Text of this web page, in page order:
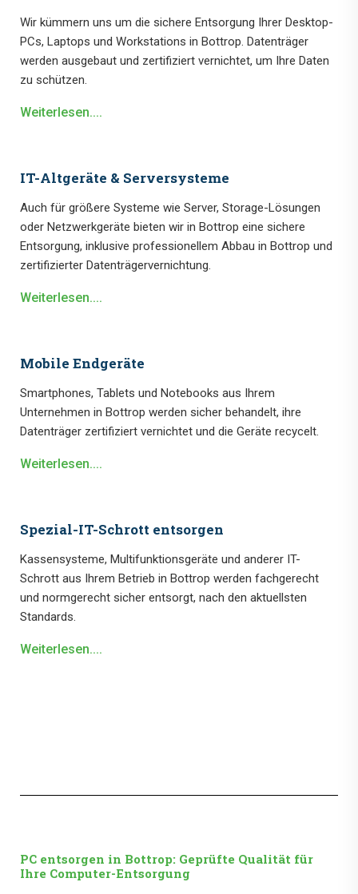
Wir kümmern uns um die sichere Entsorgung Ihrer Desktop-
PCs, Laptops und Workstations in Bottrop. Datenträger
werden ausgebaut und zertifiziert vernichtet, um Ihre Daten
zu schützen.
Weiterlesen....
IT-Altgeräte & Serversysteme
Auch für größere Systeme wie Server, Storage-Lösungen
oder Netzwerkgeräte bieten wir in Bottrop eine sichere
Entsorgung, inklusive professionellem Abbau in Bottrop und
zertifizierter Datenträgervernichtung.
Weiterlesen....
Mobile Endgeräte
Smartphones, Tablets und Notebooks aus Ihrem
Unternehmen in Bottrop werden sicher behandelt, ihre
Datenträger zertifiziert vernichtet und die Geräte recycelt.
Weiterlesen....
Spezial-IT-Schrott entsorgen
Kassensysteme, Multifunktionsgeräte und anderer IT-
Schrott aus Ihrem Betrieb in Bottrop werden fachgerecht
und normgerecht sicher entsorgt, nach den aktuellsten
Standards.
Weiterlesen....
PC entsorgen in Bottrop: Geprüfte Qualität für
Ihre Computer-Entsorgung